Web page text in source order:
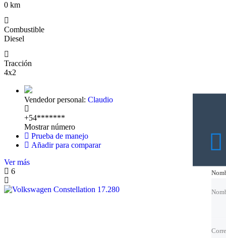
0 km
Combustible
Diesel
Tracción
4x2
Vendedor personal: Claudio
+54*******
Mostrar número
Prueba de manejo
Añadir para comparar
Ver más
6